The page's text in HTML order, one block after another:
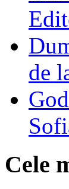
de
Cele